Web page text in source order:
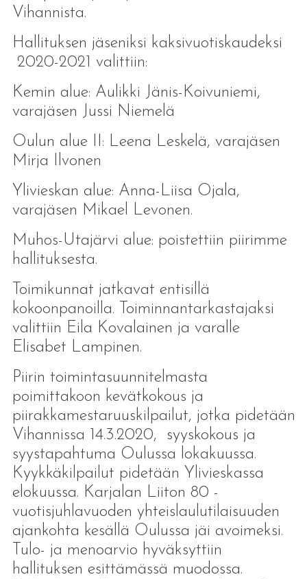
Vihannista.
Hallituksen jäseniksi kaksivuotiskaudeksi
2020-2021 valittiin:
Kemin alue: Aulikki Jänis-Koivuniemi,
varajäsen Jussi Niemelä
Oulun alue II: Leena Leskelä, varajäsen
Mirja Ilvonen
Ylivieskan alue: Anna-Liisa Ojala,
varajäsen Mikael Levonen.
Muhos-Utajärvi alue: poistettiin piirimme
hallituksesta.
Toimikunnat jatkavat entisillä
kokoonpanoilla. Toiminnantarkastajaksi
valittiin Eila Kovalainen ja varalle
Elisabet Lampinen.
Piirin toimintasuunnitelmasta
poimittakoon kevätkokous ja
piirakkamestaruuskilpailut, jotka pidetään
Vihannissa 14.3.2020, syyskokous ja
syystapahtuma Oulussa lokakuussa.
Kyykkäkilpailut pidetään Ylivieskassa
elokuussa. Karjalan Liiton 80 -
vuotisjuhlavuoden yhteislaulutilaisuuden
ajankohta kesällä Oulussa jäi avoimeksi.
Tulo- ja menoarvio hyväksyttiin
hallituksen esittämässä muodossa.